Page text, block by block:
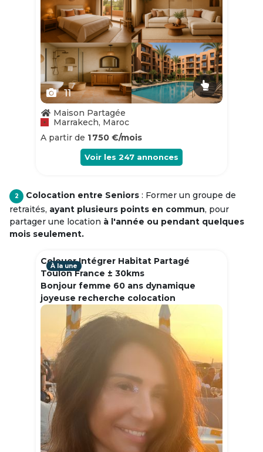
11
Maison Partagée
Marrakech, Maroc
A partir de 1 750 €/mois
Voir les 247 annonces
2 Colocation entre Seniors : Former un groupe de
retraités, ayant plusieurs points en commun, pour
partager une location à l'année ou pendant quelques
mois seulement.
Colouer Intégrer Habitat Partagé
Toulon France ± 30kms
Bonjour femme 60 ans dynamique
joyeuse recherche colocation
À la une